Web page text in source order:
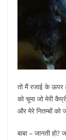
तो मैं रजाई के ऊपर
को चूमा जो मेरी
और मेरे नितम्बों को
बाबा – जानती